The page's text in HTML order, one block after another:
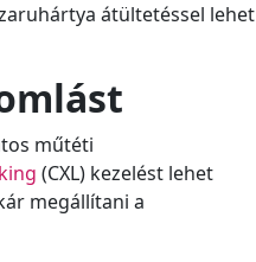
átültetéssel lehet
műtéti
(CXL) kezelést lehet
megállítani a